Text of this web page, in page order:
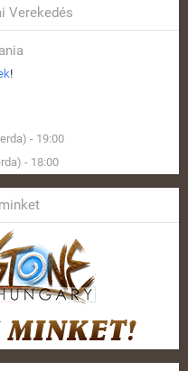
Verekedés
!
- 19:00
- 18:00